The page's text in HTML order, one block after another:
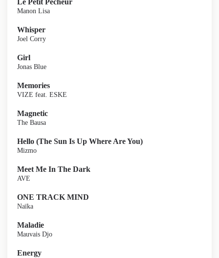
Le Petit Pêcheur
Manon Lisa
Whisper
Joel Corry
Girl
Jonas Blue
Memories
VIZE feat. ESKE
Magnetic
The Bausa
Hello (The Sun Is Up Where Are You)
Mizmo
Meet Me In The Dark
AVE
ONE TRACK MIND
Naïka
Maladie
Mauvais Djo
Energy